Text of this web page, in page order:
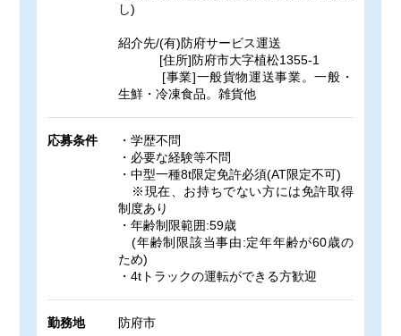
し)
紹介先/(有)防府サービス運送
[住所]防府市大字植松1355-1
[事業]一般貨物運送事業。一般・
生鮮・冷凍食品。雑貨他
応募条件
・学歴不問
・必要な経験等不問
・中型一種8t限定免許必須(AT限定不可)
※現在、お持ちでない方には免許取得
制度あり
・年齢制限範囲:59歳
(年齢制限該当事由:定年年齢が60歳の
ため)
・4tトラックの運転ができる方歓迎
勤務地 防府市